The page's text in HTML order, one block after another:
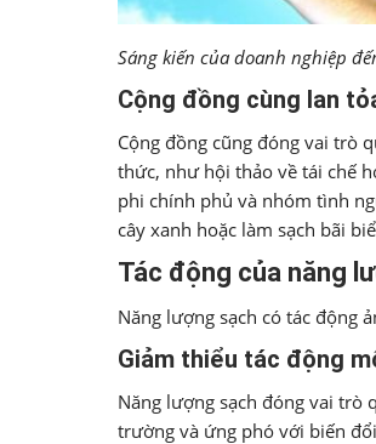
Sáng kiến của doanh nghiệp
Cộng đồng cùng lan
Cộng đồng cũng đóng vai trò
thức, như hội thảo về tái chế
phi chính phủ và nhóm tình
cây xanh hoặc làm sạch bãi
Tác động của năng
Năng lượng sạch có tác động
Giảm thiểu tác động
Năng lượng sạch đóng vai trò
trường và ứng phó với biến